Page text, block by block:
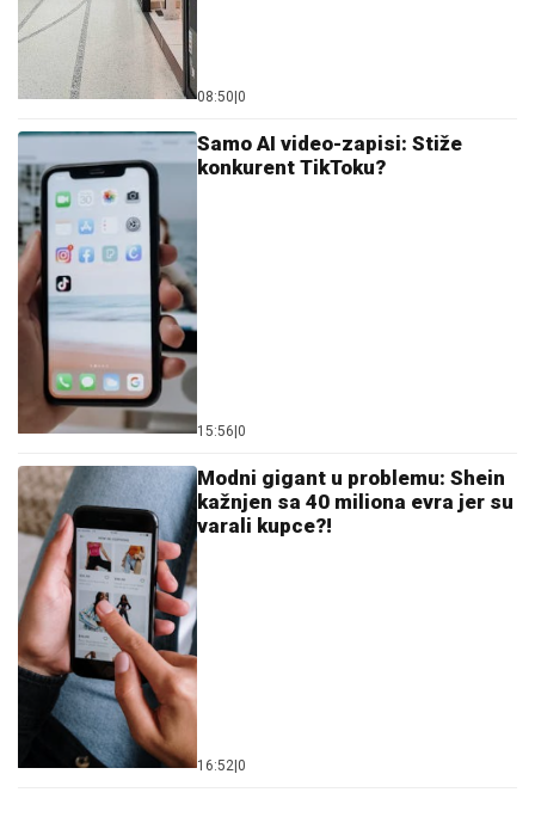
08:50 0
Samo AI video-zapisi: Stiže
konkurent TikToku?
15:56 0
Modni gigant u problemu: Shein
kažnjen sa 40 miliona evra jer su
varali kupce?!
16:52 0